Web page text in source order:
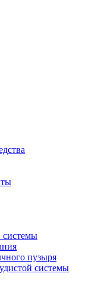
системы
пузыря
системы